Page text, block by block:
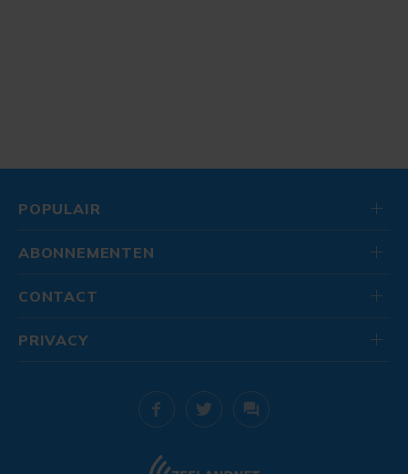
POPULAIR
ABONNEMENTEN
CONTACT
PRIVACY